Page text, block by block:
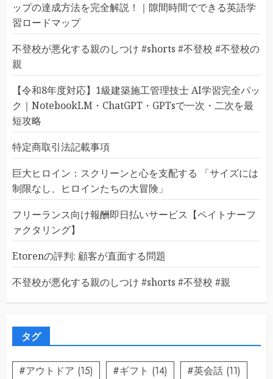
ップの達成方法を完全解説！｜隙間時間でできる英語学
習ロードマップ
不登校が悪化する親のしつけ #shorts #不登校 #不登校の
親
【令和8年度対応】1級建築施工管理技士 AI学習完全パッ
ク｜NotebookLM・ChatGPT・GPTsで一次・二次を最
短攻略
特定商取引法記載事項
巨大ヒロイン：スクリーンと心を支配する 「サイズには
制限なし、ヒロインたちの大冒険」
フリーランス向け報酬即日払いサービス【ペイトナーフ
ァクタリング】
Etorenの評判: 顧客が直面する問題
不登校が悪化する親のしつけ #shorts #不登校 #親
タグ
#アウトドア (15) #ギフト (14) #英会話 (11)